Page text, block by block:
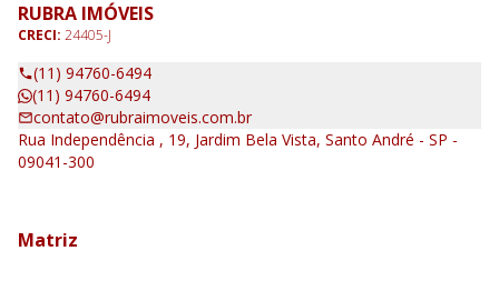
RUBRA IMÓVEIS
CRECI: 24405-J
(11) 94760-6494
(11) 94760-6494
contato@rubraimoveis.com.br
Rua Independência , 19, Jardim Bela Vista, Santo André - SP -
09041-300
Matriz